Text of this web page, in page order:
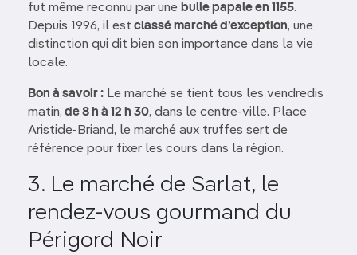
fut même reconnu par une bulle papale en 1155.
Depuis 1996, il est classé marché d’exception, une
distinction qui dit bien son importance dans la vie
locale.
Bon à savoir : Le marché se tient tous les vendredis
matin, de 8 h à 12 h 30, dans le centre-ville. Place
Aristide-Briand, le marché aux truffes sert de
référence pour fixer les cours dans la région.
3. Le marché de Sarlat, le
rendez-vous gourmand du
Périgord Noir